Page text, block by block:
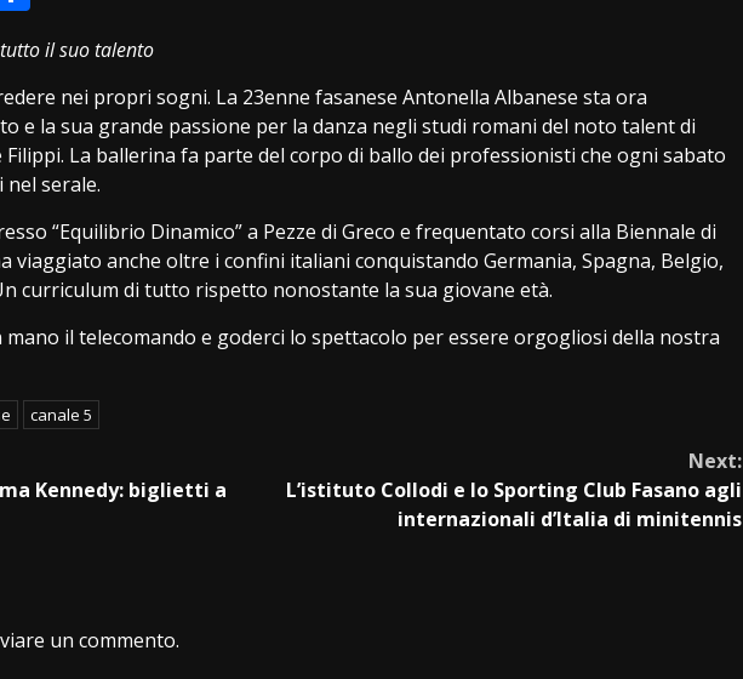
Linkil suo talento
nei propri sogni. La 23enne fasanese Antonella Albanese sta ora
e la sua grande passione per la danza negli studi romani del noto talent di
Filippi. La ballerina fa parte del corpo di ballo dei professionisti che ogni sabato
serale.
“Equilibrio Dinamico” a Pezze di Greco e frequentato corsi alla Biennale di
viaggiato anche oltre i confini italiani conquistando Germania, Spagna, Belgio,
curriculum di tutto rispetto nonostante la sua giovane età.
il telecomando e goderci lo spettacolo per essere orgogliosi della nostra
canale 5
Kennedy: biglietti a
Next:
L’istituto Collodi e lo Sporting Club Fasano agli
internazionali d’Italia di minitennis
un commento.